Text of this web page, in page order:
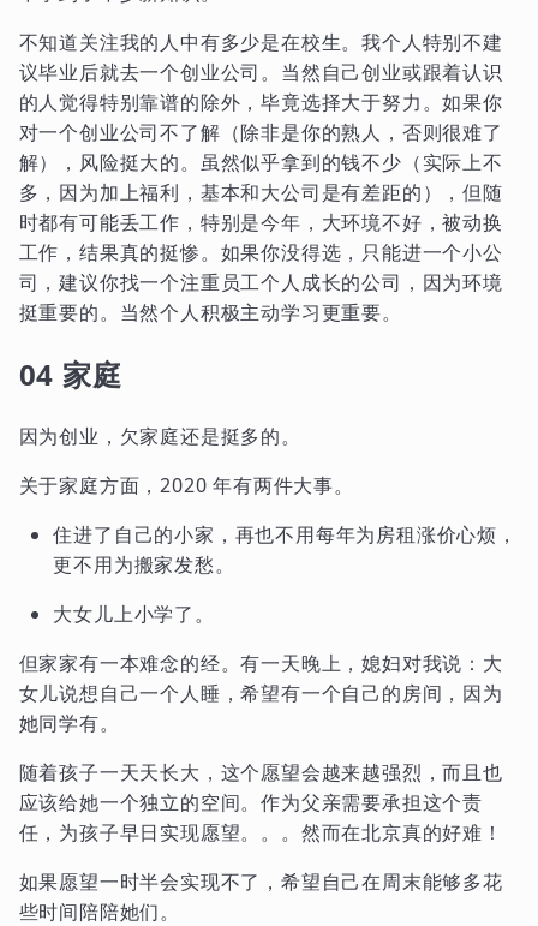
不知道关注我的人中有多少是在校生。我个人特别不建
议毕业后就去一个创业公司。当然自己创业或跟着认识
的人觉得特别靠谱的除外，毕竟选择大于努力。如果你
对一个创业公司不了解（除非是你的熟人，否则很难了
解），风险挺大的。虽然似乎拿到的钱不少（实际上不
多，因为加上福利，基本和大公司是有差距的），但随
时都有可能丢工作，特别是今年，大环境不好，被动换
工作，结果真的挺惨。如果你没得选，只能进一个小公
司，建议你找一个注重员工个人成长的公司，因为环境
挺重要的。当然个人积极主动学习更重要。
04 家庭
因为创业，欠家庭还是挺多的。
关于家庭方面，2020 年有两件大事。
住进了自己的小家，再也不用每年为房租涨价心烦，
更不用为搬家发愁。
大女儿上小学了。
但家家有一本难念的经。有一天晚上，媳妇对我说：大
女儿说想自己一个人睡，希望有一个自己的房间，因为
她同学有。
随着孩子一天天长大，这个愿望会越来越强烈，而且也
应该给她一个独立的空间。作为父亲需要承担这个责
任，为孩子早日实现愿望。。。然而在北京真的好难！
如果愿望一时半会实现不了，希望自己在周末能够多花
些时间陪陪她们。